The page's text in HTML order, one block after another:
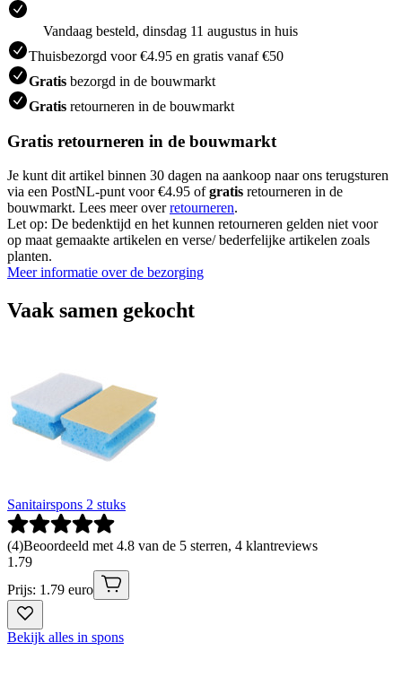
Vandaag besteld, dinsdag 11 augustus in huis
Thuisbezorgd voor €4.95 en gratis vanaf €50
Gratis bezorgd in de bouwmarkt
Gratis retourneren in de bouwmarkt
Gratis retourneren in de bouwmarkt
Je kunt dit artikel binnen 30 dagen na aankoop naar ons terugsturen
via een PostNL-punt voor €4.95 ofgratis retourneren in de
bouwmarkt. Lees meer overretourneren.
Let op: De bedenktijd en het kunnen retourneren gelden niet voor
op maat gemaakte artikelen en verse/ bederfelijke artikelen zoals
planten.
Meer informatie over de bezorging
Vaak samen gekocht
Sanitairspons 2 stuks
(4)Beoordeeld met 4.8 van de 5 sterren, 4 klantreviews
1 .79
Prijs: 1.79 euro
Bekijk alles in spons